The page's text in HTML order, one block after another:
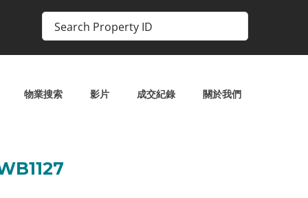
物業搜索 影片 成交紀錄 關於我們